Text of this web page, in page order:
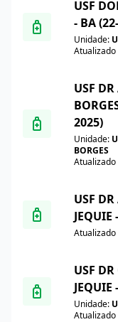
USF
- BA
Unidade:
USF
2025)
Unidade:
BORGES
USF
JEQUIE
USF
JEQUIE
Unidade: